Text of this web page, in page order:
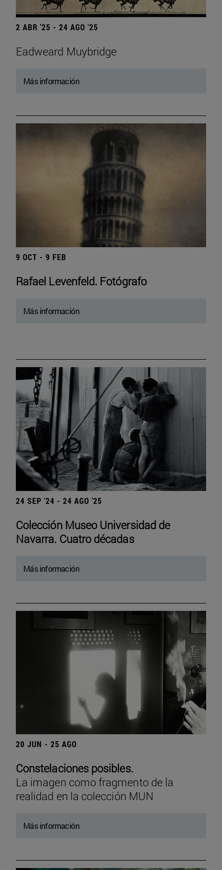
2 ABR '25 - 24 AGO '25
Eadweard Muybridge
Más información
9 OCT - 9 FEB
Rafael Levenfeld. Fotógrafo
Más información
24 SEP '24 - 24 AGO '25
Colección Museo Universidad de
Navarra. Cuatro décadas
Más información
20 JUN - 25 AGO
Constelaciones posibles.
La imagen como fragmento de la
realidad en la colección MUN
Más información